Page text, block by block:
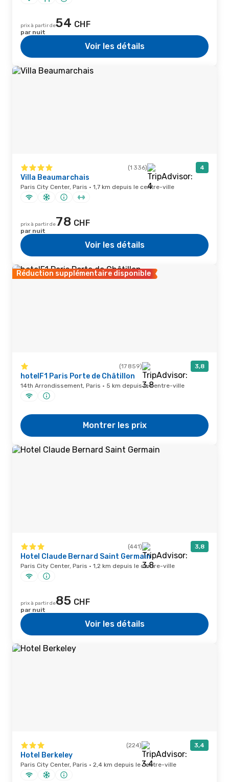
prix à partir de54 CHF
par nuit
Voir les détails
(1 336) 4
Villa Beaumarchais
Paris City Center, Paris · 1,7 km depuis le centre-ville
prix à partir de78 CHF
par nuit
Voir les détails
Réduction supplémentaire disponible
(17 859) 3,8
hotelF1 Paris Porte de Châtillon
14th Arrondissement, Paris · 5 km depuis le centre-ville
Montrer les prix
(441) 3,8
Hotel Claude Bernard Saint Germain
Paris City Center, Paris · 1,2 km depuis le centre-ville
prix à partir de85 CHF
par nuit
Voir les détails
(224) 3,4
Hotel Berkeley
Paris City Center, Paris · 2,4 km depuis le centre-ville